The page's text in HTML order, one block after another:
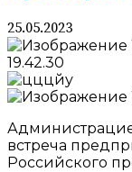
25.05.2023
встреча
Российского